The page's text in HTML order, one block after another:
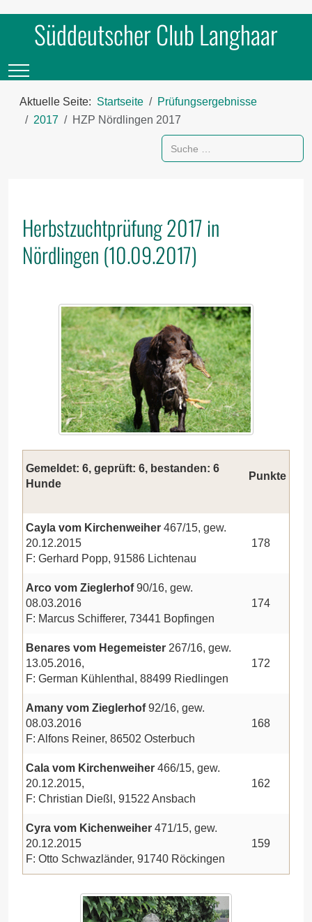
Süddeutscher Club Langhaar
Mobile Menu Toggle
Aktuelle Seite: Startseite
Prüfungsergebnisse
2017
HZP Nördlingen 2017
Suchen
Herbstzuchtprüfung 2017 in
Nördlingen (10.09.2017)
Gemeldet: 6, geprüft: 6, bestanden: 6
Hunde
Punkte
Cayla vom Kirchenweiher 467/15, gew.
20.12.2015
F: Gerhard Popp, 91586 Lichtenau
178
Arco vom Zieglerhof90/16, gew.
08.03.2016
F: Marcus Schifferer, 73441 Bopfingen
174
Benares vom Hegemeister 267/16, gew.
13.05.2016,
F: German Kühlenthal, 88499 Riedlingen
172
Amany vom Zieglerhof92/16, gew.
08.03.2016
F: Alfons Reiner, 86502 Osterbuch
168
Cala vom Kirchenweiher 466/15, gew.
20.12.2015,
F: Christian Dießl, 91522 Ansbach
162
Cyra vom Kichenweiher 471/15, gew.
20.12.2015
F: Otto Schwazländer, 91740 Röckingen
159